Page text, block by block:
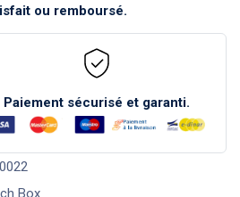
ou remboursé.
Paiement sécurisé et garanti.
Box